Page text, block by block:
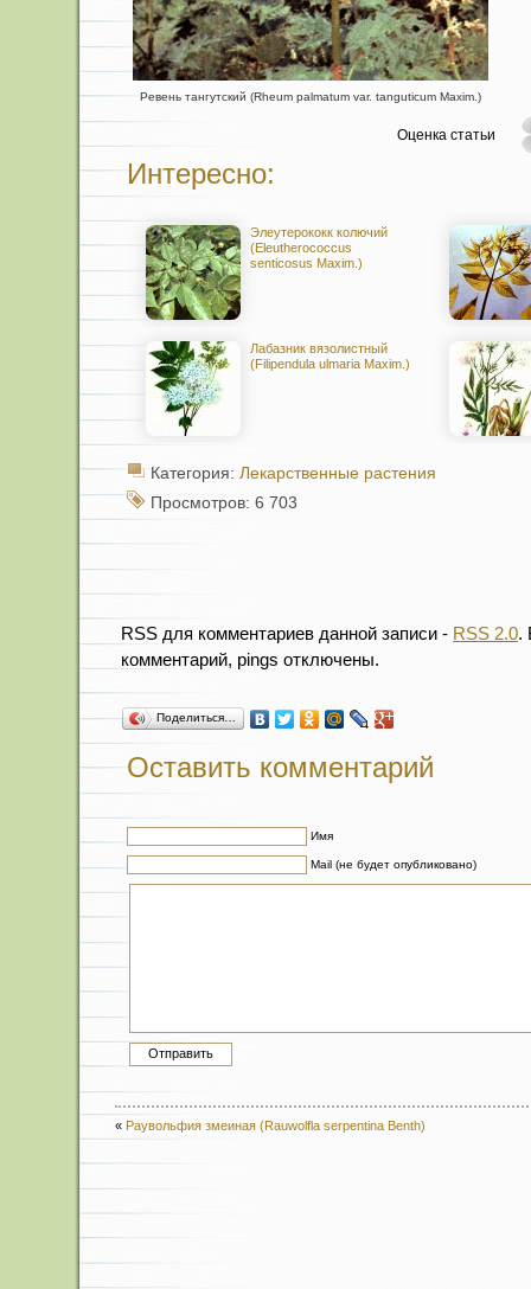
Ревень тангутский (Rheum palmatum var. tanguticum Maxim.)
Оценка статьи
Интересно:
Элеутерококк колючий
(Eleutherococcus
senticosus Maxim.)
Лабазник вязолистный
(Filipendula ulmaria Maxim.)
Категория: Лекарственные растения
Просмотров: 6 703
RSS для комментариев данной записи - RSS 2.0.
комментарий, pings отключены.
Поделиться…
Оставить комментарий
Имя
Mail (не будет опубликовано)
« Раувольфия змеиная (Rauwolfla serpentina Benth)